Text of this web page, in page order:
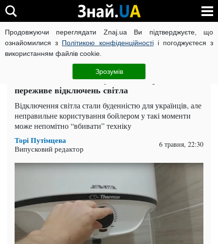
Продовжуючи переглядати Znaj.ua Ви підтверджуєте, що
ознайомилися з Політикою конфіденційностіі погоджуєтеся з
використанням файлів cookie.
Зрозумів
ВІЙНА РОСІЇ ПРОТИ УКРАЇНИ КОРОНАВІРУС В УКРАЇНІ
ЧИТАТЬ НА РУССКОМ
Фатальна звичка: чому ваш бойлер не
переживе відключень світла
Відключення світла стали буденністю для українців, але
неправильне користування бойлером у такі моменти
може непомітно “вбивати” техніку
Торі Путімцева
Випусковий редактор 6 травня, 22:30